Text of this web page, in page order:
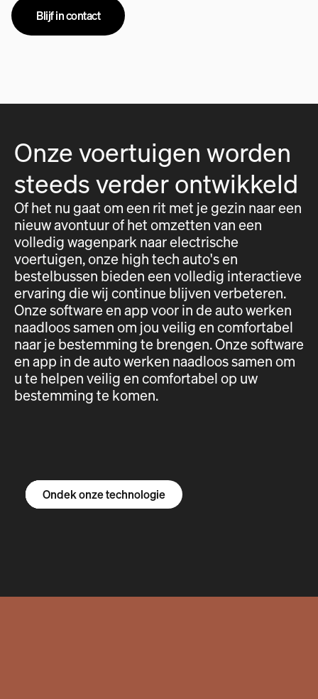
Blijf in contact
Onze voertuigen worden
steeds verder ontwikkeld
Of het nu gaat om een rit met je gezin naar een
nieuw avontuur of het omzetten van een
volledig wagenpark naar electrische
voertuigen, onze high tech auto's en
bestelbussen bieden een volledig interactieve
ervaring die wij continue blijven verbeteren.
Onze software en app voor in de auto werken
naadloos samen om jou veilig en comfortabel
naar je bestemming te brengen. Onze software
en app in de auto werken naadloos samen om
u te helpen veilig en comfortabel op uw
bestemming te komen.
Ontdek de R1S
Ontdek de R1T
Ontdek de bestelbus
Ondek onze technologie